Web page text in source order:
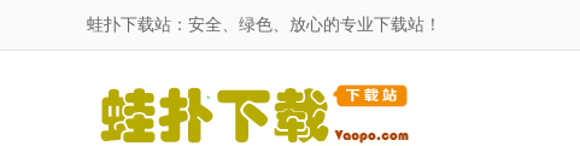
蛙扑下载站：安全、绿色、放心的专业下载站！